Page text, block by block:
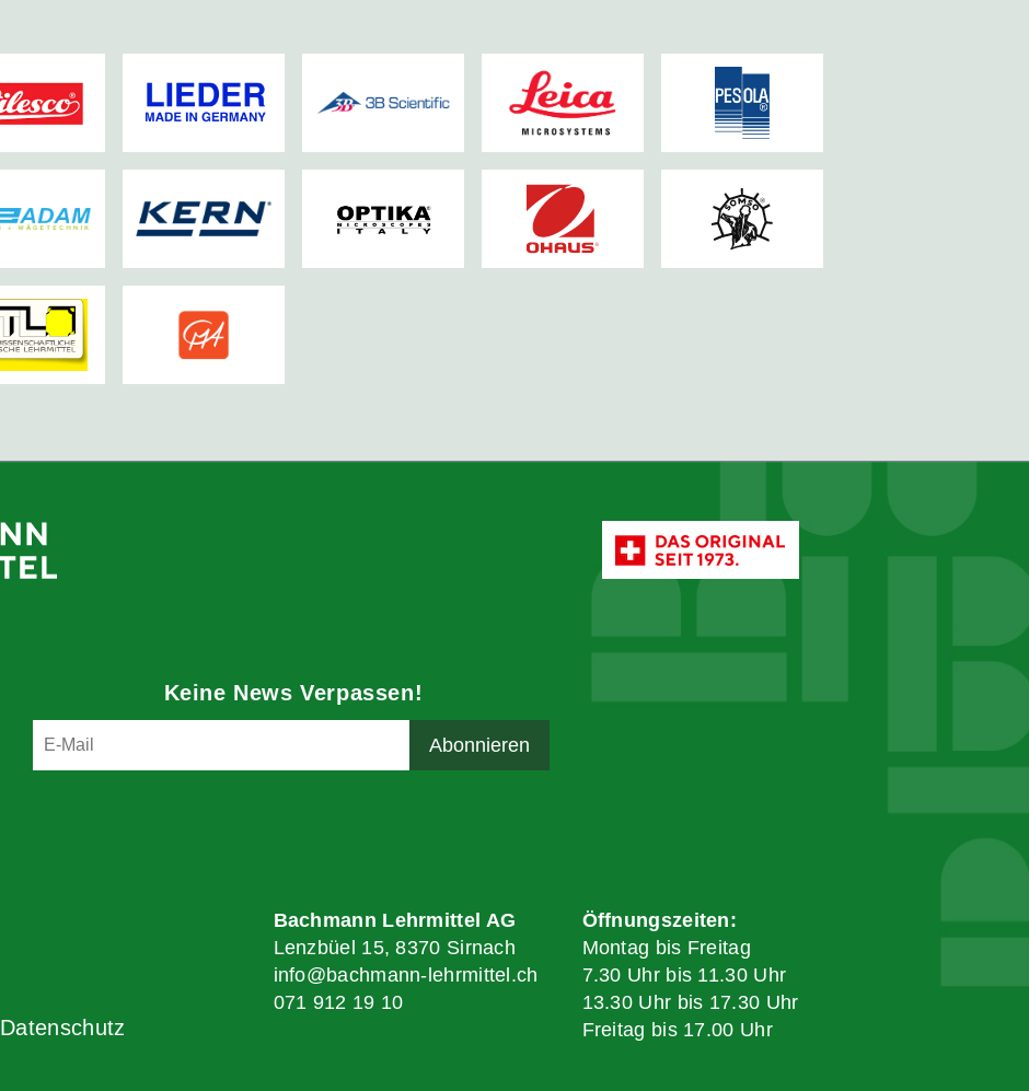
Keine News Verpassen!
Datenschutz
Bachmann Lehrmittel AG
Lenzbüel 15, 8370 Sirnach
info@bachmann-lehrmittel.ch
071 912 19 10
Öffnungszeiten:
Montag bis Freitag
7.30 Uhr bis 11.30 Uhr
13.30 Uhr bis 17.30 Uhr
Freitag bis 17.00 Uhr